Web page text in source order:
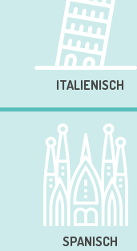
ITALIENISCH
SPANISCH